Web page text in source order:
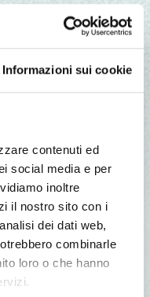
Informazioni sui cookie
contenuti ed
social media e per
inoltre
il nostro sito con i
dei dati web,
combinarle
loro o che hanno
Cantastorie